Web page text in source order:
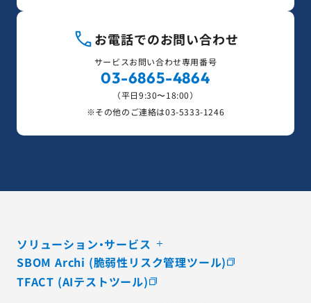
お電話でのお問い合わせ
サービスお問い合わせ専用番号
03-6865-4864
（平日9:30〜18:00）
※その他のご連絡は03-5333-1246
ソリューション・サービス
SBOM Archi (脆弱性リスク管理ツール)
TFACT (AIテストツール)